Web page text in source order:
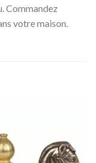
Commandez
votre maison.